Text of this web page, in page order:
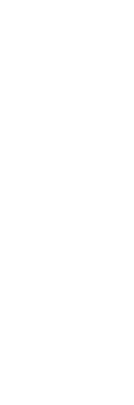
ご了承ください。
づき作成されるも
とをご了承くださ
制御機器販売店・
いようお願いしま
当社の共同利用者
ことをご了承くだ
。
品です。
はありません。
を得ず変更すること
(PBDE) 1000ppm以下、
以下、フタル酸ジブチ
ル類) : 1000ppm、
) : 1000ppm、
ぼさない年数を意
必要な手段を講じ
にこれらの製造装
者に通知します。
は、取り引きをい
のオムロン制御